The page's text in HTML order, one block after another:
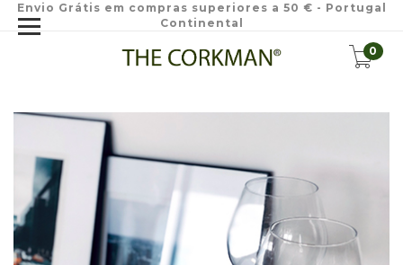
Envio Grátis em compras superiores a 50 € - Portugal
Continental
0